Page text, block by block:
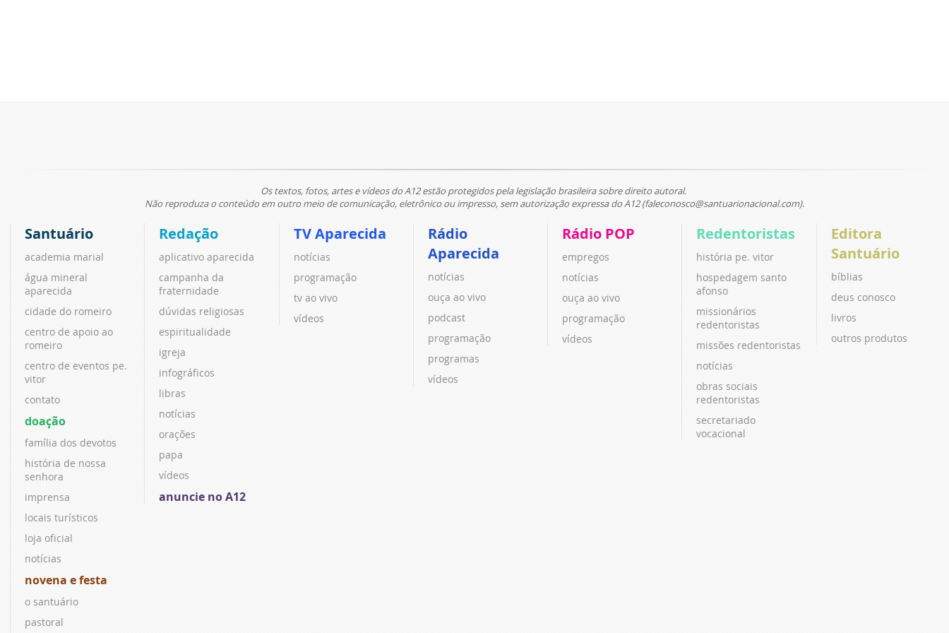
Os textos, fotos, artes e vídeos do A12 estão protegidos pela legislação brasileira sobre direito autoral.
Não reproduza o conteúdo em outro meio de comunicação, eletrônico ou impresso, sem autorização expressa do A12 (faleconosco@santuarionacional.com).
Santuário
academia marial
água mineral
aparecida
cidade do romeiro
centro de apoio ao
romeiro
centro de eventos pe.
vitor
contato
doação
família dos devotos
história de nossa
senhora
imprensa
locais turísticos
loja oficial
notícias
novena e festa
o santuário
pastoral
Redação
aplicativo aparecida
campanha da
fraternidade
dúvidas religiosas
espiritualidade
igreja
infográficos
libras
notícias
orações
papa
vídeos
anuncie no A12
TV Aparecida
notícias
programação
tv ao vivo
vídeos
Rádio
Aparecida
notícias
ouça ao vivo
podcast
programação
programas
vídeos
Rádio POP
empregos
notícias
ouça ao vivo
programação
vídeos
Redentoristas
história pe. vitor
hospedagem santo
afonso
missionários
redentoristas
missões redentoristas
notícias
obras sociais
redentoristas
secretariado
vocacional
Editora
Santuário
bíblias
deus conosco
livros
outros produtos